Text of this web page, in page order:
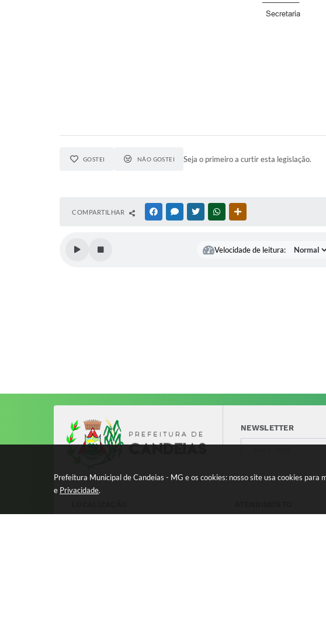
Prefeitura Municipal de Candeias - MG e os cookies: nosso site usa cookies
e Privacidade.
GOSTEI NÃO GOSTEI Seja o primeiro a curtir esta legislação.
COMPARTILHAR FACEBOOKMESSENGER
TWITTERWHATSAPP
Velocidade de leitura:
NEWSLETTER
Avenida 17 de Dezembro, nº 240
Segunda-feira a